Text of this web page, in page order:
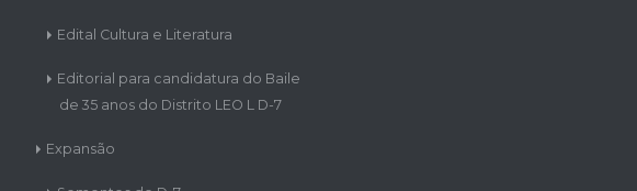
Edital Cultura e Literatura
Editorial para candidatura do Baile
de 35 anos do Distrito LEO L D-7
Expansão